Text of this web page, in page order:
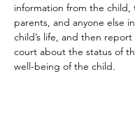
information from the child,
parents, and anyone else
child’s life, and then
court about the status of
well-being of the child.